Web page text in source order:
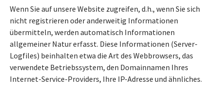
Wenn Sie auf unsere Website zugreifen, d.h., wenn Sie sich
nicht registrieren oder anderweitig Informationen
übermitteln, werden automatisch Informationen
allgemeiner Natur erfasst. Diese Informationen (Server-
Logfiles) beinhalten etwa die Art des Webbrowsers, das
verwendete Betriebssystem, den Domainnamen Ihres
Internet-Service-Providers, Ihre IP-Adresse und ähnliches.